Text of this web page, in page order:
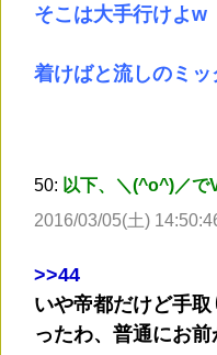
そこは大手行けよw
着けばと流しのミッ
50: 以下、＼(^o^)／で
2016/03/05(土)
>>44
いや帝都だけど手
ったわ、普通にお